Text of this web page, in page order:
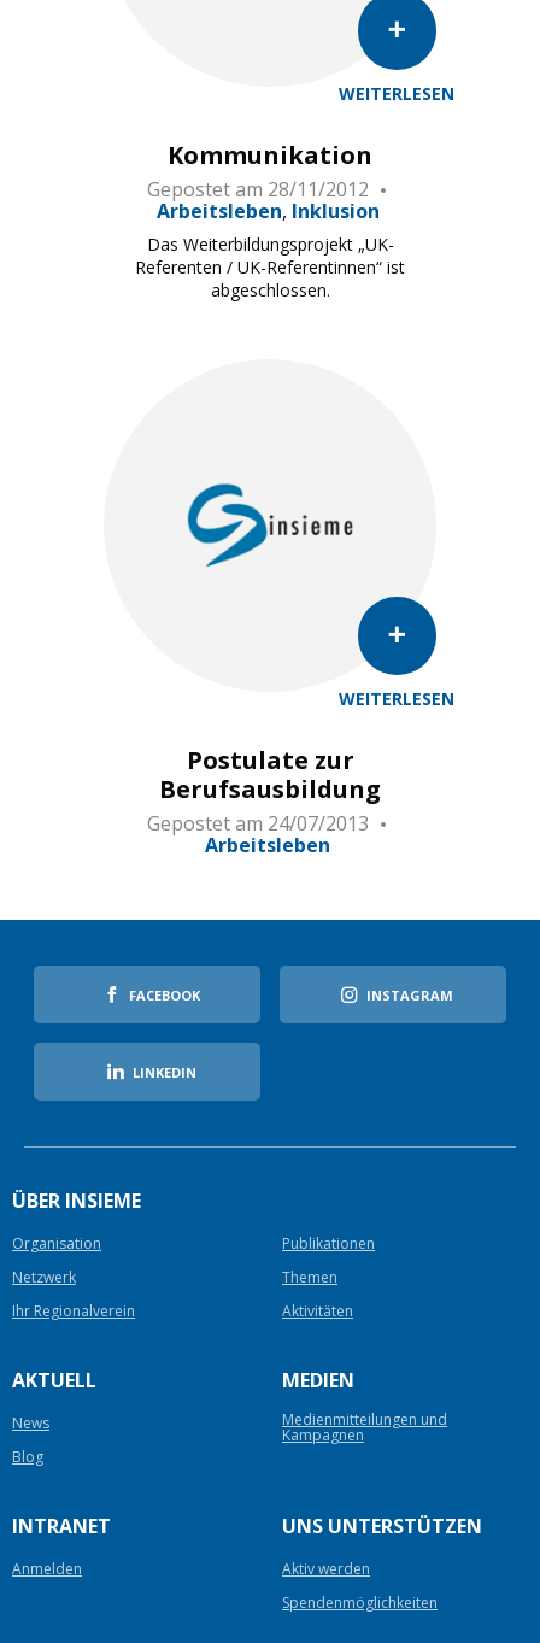
WEITERLESEN
Kommunikation
Gepostet am 28/11/2012
Arbeitsleben Inklusion
Das Weiterbildungsprojekt „UK-
Referenten / UK-Referentinnen“ ist
abgeschlossen.
WEITERLESEN
Postulate zur
Berufsausbildung
Gepostet am 24/07/2013
Arbeitsleben
FACEBOOK INSTAGRAM
LINKEDIN
ÜBER INSIEME
Organisation
Publikationen
Netzwerk
Themen
Ihr Regionalverein
Aktivitäten
AKTUELL
News
Blog
MEDIEN
Medienmitteilungen und
Kampagnen
INTRANET
Anmelden
UNS UNTERSTÜTZEN
Aktiv werden
Spendenmöglichkeiten